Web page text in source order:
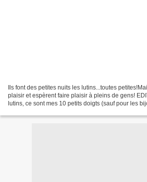
Ils font des petites nuits les lutins...toutes
plaisir et espèrent faire plaisir à pleins de gens!
lutins, ce sont mes 10 petits doigts (sauf pour les